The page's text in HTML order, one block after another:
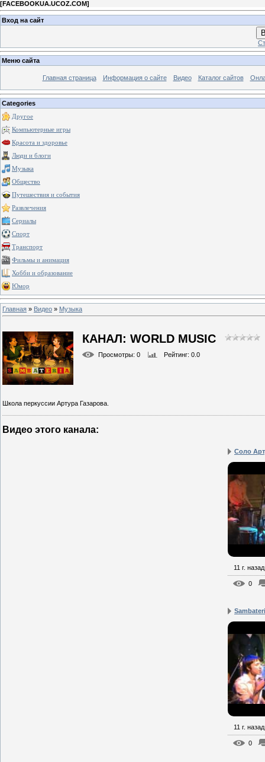
[FACEBOOKUA.UCOZ.COM]
Вход на сайт
Меню сайта
Главная страница Информация о сайте Видео Каталог сайтов
Categories
Другое
Компьютерные игры
Красота и здоровье
Люди и блоги
Музыка
Общество
Путешествия и события
Развлечения
Сериалы
Спорт
Транспорт
Фильмы и анимация
Хобби и образование
Юмор
Главная » Видео » Музыка
КАНАЛ: WORLD MUSIC
Просмотры: 0 Рейтинг: 0.0
Школа перкуссии Артура Газарова.
Видео этого канала:
Соло
11 г. назад
0
11 г. назад
0